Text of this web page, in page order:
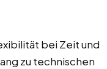
bei Zeit und
zu technischen